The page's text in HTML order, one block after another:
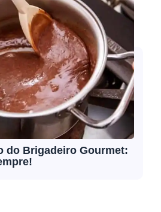
do Brigadeiro Gourmet: